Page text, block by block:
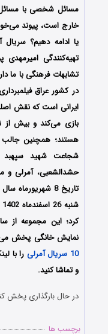
مسائل شخصی با مسائل
خارج است، پیوند
یا ادامه دهیم؟ سریال
تهیه‌کنندگی امیرمهدی
تشابهات فرهنگی با ما
در کشور عراق
ایرانی‌ است که نقش
بازی می‌کند و بیش از
هستند؛ همچنین جالب
شجاعت شهید سپهبد
کرد؛ این مجموعه از
نمایش خانگی پخش
10 سریال آمرلی
را با
و تماشا کنید.
در حال بارگذاری پخش
برچسب ها